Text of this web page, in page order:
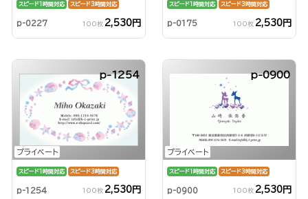
スピード1時間対応 スピード3時間対応
p-0227 100枚 2,530円
スピード1時間対応 スピード3時間対応
p-0175 100枚 2,530円
プライベート
p-1254
スピード1時間対応 スピード3時間対応
p-1254 100枚 2,530円
プライベート
p-0900
スピード1時間対応 スピード3時間対応
p-0900 100枚 2,530円